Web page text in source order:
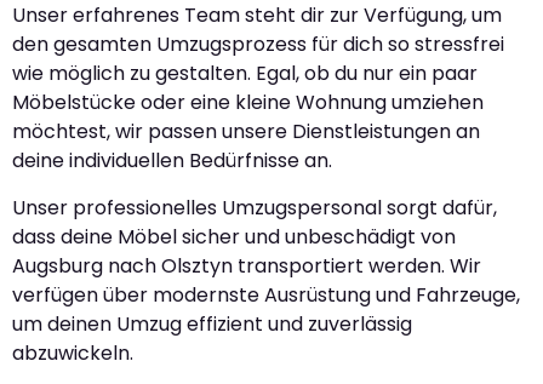
Unser erfahrenes Team steht dir zur Verfügung, um
den gesamten Umzugsprozess für dich so stressfrei
wie möglich zu gestalten. Egal, ob du nur ein paar
Möbelstücke oder eine kleine Wohnung umziehen
möchtest, wir passen unsere Dienstleistungen an
deine individuellen Bedürfnisse an.
Unser professionelles Umzugspersonal sorgt dafür,
dass deine Möbel sicher und unbeschädigt von
Augsburg nach Olsztyn transportiert werden. Wir
verfügen über modernste Ausrüstung und Fahrzeuge,
um deinen Umzug effizient und zuverlässig
abzuwickeln.